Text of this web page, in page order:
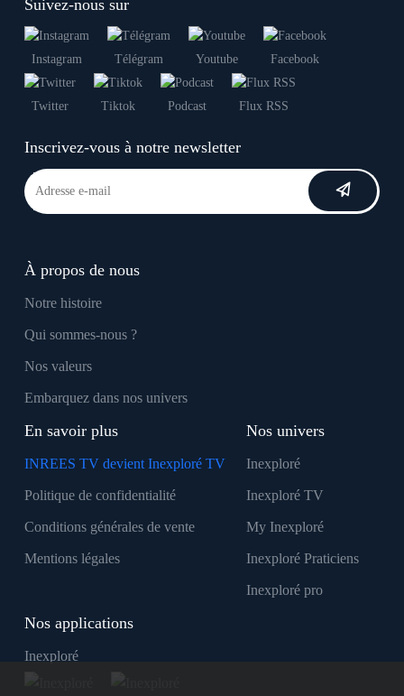
Suivez-nous sur
Instagram Télégram Youtube Facebook
Twitter Tiktok Podcast Flux RSS
Inscrivez-vous à notre newsletter
À propos de nous
Notre histoire
Qui sommes-nous ?
Nos valeurs
Embarquez dans nos univers
En savoir plus
INREES TV devient Inexploré TV
Politique de confidentialité
Conditions générales de vente
Mentions légales
Nos univers
Inexploré
Inexploré TV
My Inexploré
Inexploré Praticiens
Inexploré pro
Nos applications
Inexploré